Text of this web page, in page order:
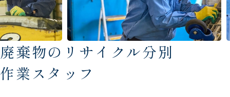
廃棄物のリサイクル分別
作業スタッフ